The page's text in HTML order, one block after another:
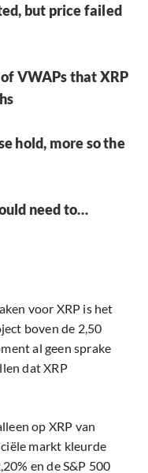
but price failed
VWAPs that XRP
hold, more so the
need to…
voor XRP is het
boven de 2,50
al geen sprake
dat XRP
op XRP van
markt kleurde
en de S&P 500